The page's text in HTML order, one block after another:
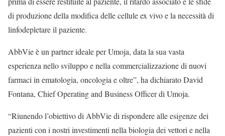
di produzione della modifica delle cellule ex vivo e la necessità di
linfodepletare il paziente.
AbbVie è un partner ideale per Umoja, data la sua vasta
esperienza nello sviluppo e nella commercializzazione di nuovi
farmaci in ematologia, oncologia e oltre”, ha dichiarato David
Fontana, Chief Operating and Business Officer di Umoja.
“Riunendo l’obiettivo di AbbVie di rispondere alle esigenze dei
pazienti con i nostri investimenti nella biologia dei vettori e nella